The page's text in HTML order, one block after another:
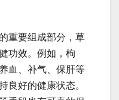
重要组成部分，草
功效。例如，枸
血、补气、保肝等
良好的健康状态。